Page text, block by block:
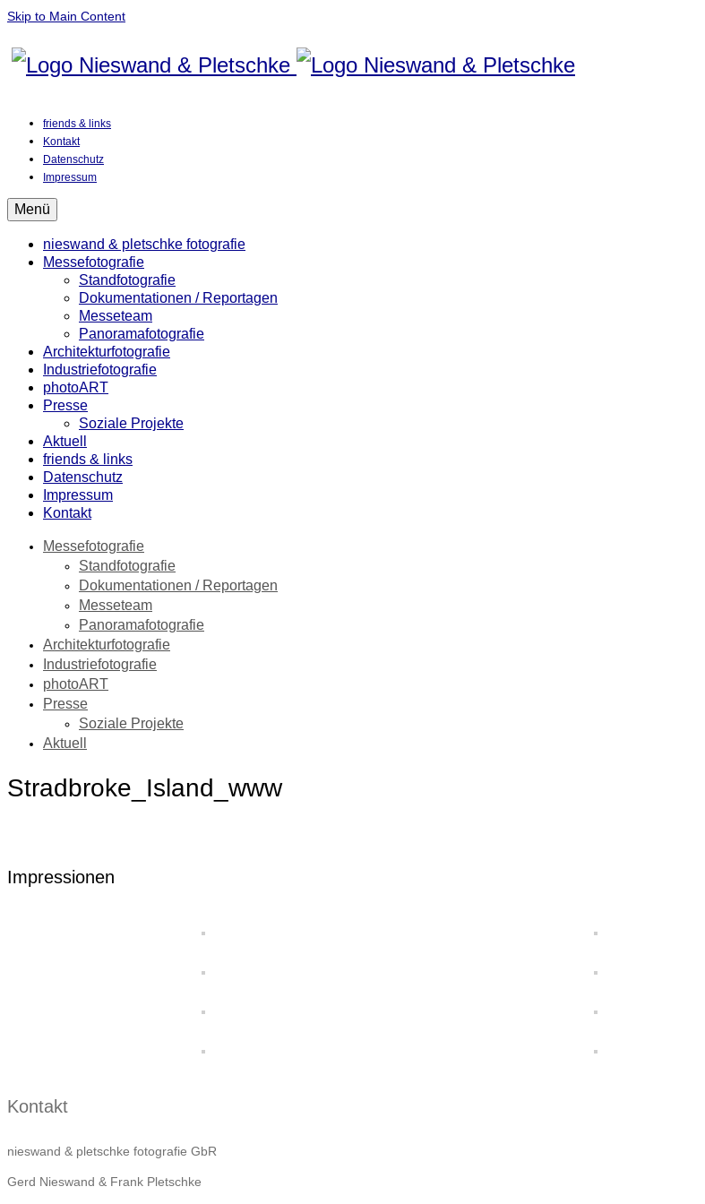
Skip to Main Content
friends & links
Kontakt
Datenschutz
Impressum
Menü
nieswand & pletschke fotografie
Messefotografie
Standfotografie
Dokumentationen / Reportagen
Messeteam
Panoramafotografie
Architekturfotografie
Industriefotografie
photoART
Presse
Soziale Projekte
Aktuell
friends & links
Datenschutz
Impressum
Kontakt
Messefotografie
Standfotografie
Dokumentationen / Reportagen
Messeteam
Panoramafotografie
Architekturfotografie
Industriefotografie
photoART
Presse
Soziale Projekte
Aktuell
Stradbroke_Island_www
Impressionen
Kontakt
nieswand & pletschke fotografie GbR
Gerd Nieswand & Frank Pletschke